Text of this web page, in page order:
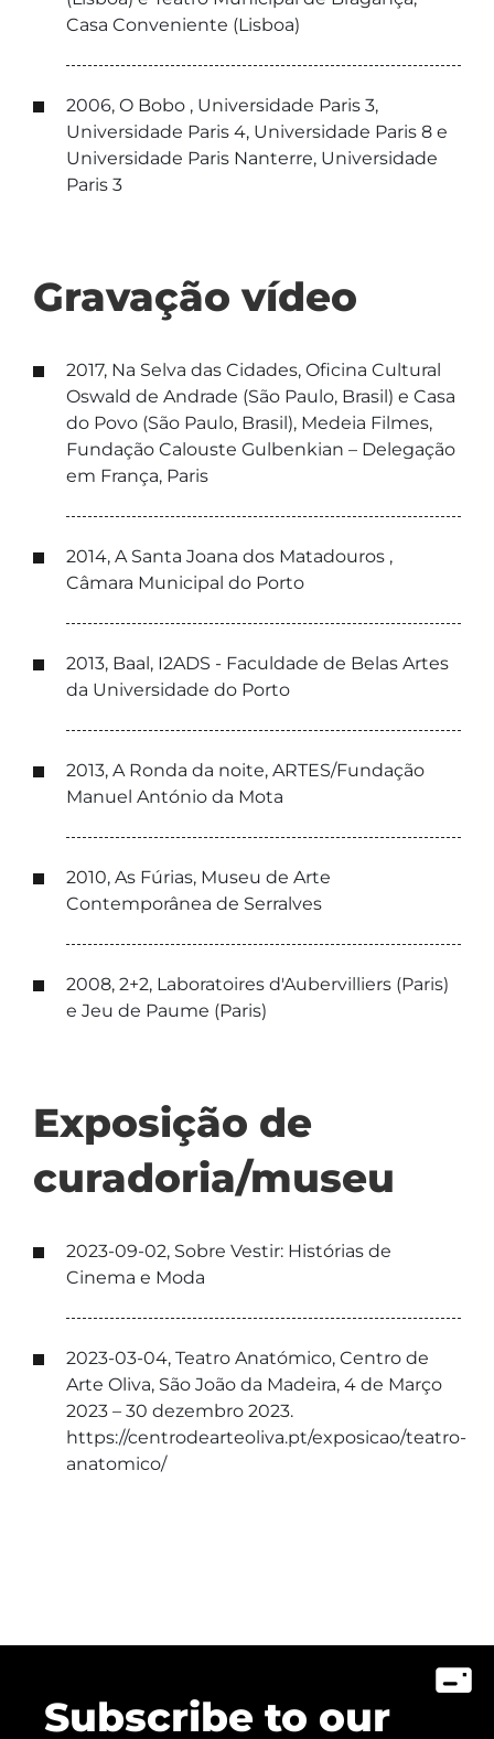
Casa Conveniente (Lisboa)
2006, O Bobo , Universidade Paris 3,
Universidade Paris 4, Universidade Paris 8 e
Universidade Paris Nanterre, Universidade
Paris 3
Gravação vídeo
2017, Na Selva das Cidades, Oficina Cultural
Oswald de Andrade (São Paulo, Brasil) e Casa
do Povo (São Paulo, Brasil), Medeia Filmes,
Fundação Calouste Gulbenkian – Delegação
em França, Paris
2014, A Santa Joana dos Matadouros ,
Câmara Municipal do Porto
2013, Baal, I2ADS - Faculdade de Belas Artes
da Universidade do Porto
2013, A Ronda da noite, ARTES/Fundação
Manuel António da Mota
2010, As Fúrias, Museu de Arte
Contemporânea de Serralves
2008, 2+2, Laboratoires d'Aubervilliers (Paris)
e Jeu de Paume (Paris)
Exposição de
curadoria/museu
2023-09-02, Sobre Vestir: Histórias de
Cinema e Moda
2023-03-04, Teatro Anatómico, Centro de
Arte Oliva, São João da Madeira, 4 de Março
2023 – 30 dezembro 2023.
https://centrodearteoliva.pt/exposicao/teatro-
anatomico/
Subscribe to our